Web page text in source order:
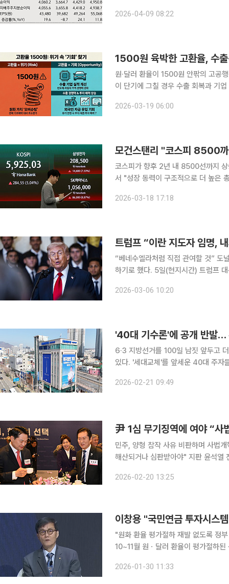
가 예상된다 면서도, 올해부터 모듈
2026-04-09 08:22
1500원 육박한 고환율, 수
원·달러 환율이 1500원 안팎의 고공
이 단기에 그칠 경우 수출 회복과 기업 실
1500원선을 넘어서는 등 불안한 흐름
2026-03-19 06:00
모건스탠리 "코스피 8500
코스피가 향후 2년 내 8500선까지 상승할 수 있다는
서 "성장 동력이 구조적으로 더 높은
적 리스크가 더 악화하지 않고 안정되
2026-03-18 17:18
트럼프 “이란 지도자 임명,
“베네수엘라처럼 직접 관여할 것” 도널드 트럼프 미국 대통령이 차기 이란 최고지도자 임명에 관여
하기로 했다. 5일(현지시간) 트럼프 대통령은 미국 인터넷 매체 악시오스 인터뷰에서 이같이 밝혔
관여해야 한다”고 말했다. 이어 “아야
2026-03-06 10:20
'40대 기수론'에 공개 반발…
6·3 지방선거를 100일 남짓 앞두고
있다. '세대교체'를 앞세운 40대 주자들의 등장에 대해 공개적인 이견이 제기되면서, 선거를 앞둔 조
일부 출마예정자들이 내세운 '40대
2026-02-21 09:49
尹 1심 무기징역에 여야 “
민주, 양형 참작 사유 비판하며 사법
해산되거나 심판받아야" 지판 윤석열 전 대통령에 대한 1심 무기징역 선고를 둘러싸고 20일 여야가
면, 장동혁 국민의힘 대표는 "아직 1
2026-02-20 13:25
이창용 "국민연금 투자시스
"원화 환율 평가절하 재발 없도록 정부ㆍ국민연금과 논
10~11월 원ㆍ달러 환율이 평가절하
런스'에서 "현재 한국 정부, 국민연금
2026-01-30 11:33